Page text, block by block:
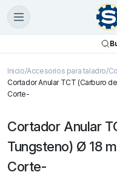
Inicio Accesorios para taladro
Cortador Anular TCT (Carburo
Corte-
Cortador Anular
Tungsteno) Ø 18
Corte-